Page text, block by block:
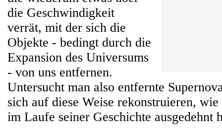
die Geschwindigkeit
verrät, mit der sich die
Objekte - bedingt durch die
Expansion des Universums
- von uns entfernen.
Untersucht man also entfernte
sich auf diese Weise rekonstruieren,
im Laufe seiner Geschichte ausgedehnt